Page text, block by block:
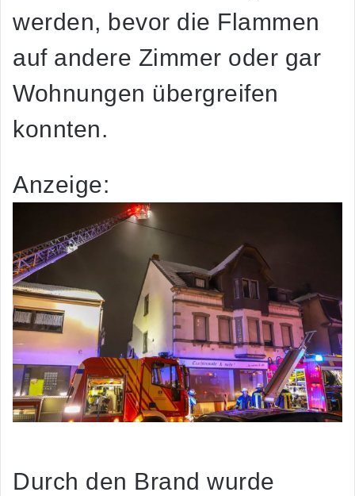
werden, bevor die Flammen
auf andere Zimmer oder gar
Wohnungen übergreifen
konnten.
Anzeige:
Durch den Brand wurde